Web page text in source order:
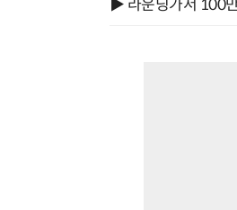
▶ 라운딩가서 100